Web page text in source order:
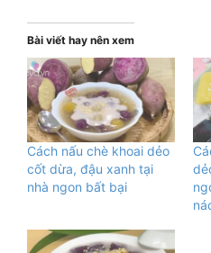
Bài viết hay nên xem
Cách nấu chè khoai dẻo
cốt dừa, đậu xanh tại
nhà ngon bất bại